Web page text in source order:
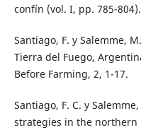
confín (vol. I, pp. 785-
Santiago, F. y Salemme,
Tierra del Fuego,
Before Farming, 2, 1-17.
Santiago, F. C. y
strategies in the northern